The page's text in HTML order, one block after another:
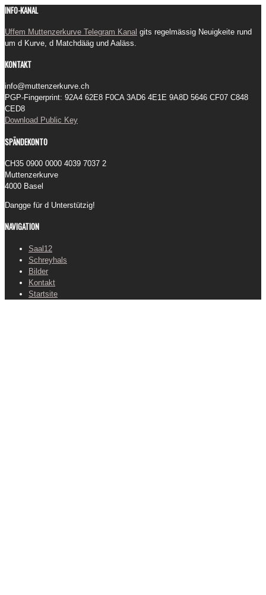
INFO-KANAL
Uffem Muttenzerkurve Telegram Kanal gits regelmässig Neuigkeite rund
um d Kurve, d Matchdääg und Aaläss.
KONTAKT
info@muttenzerkurve.ch
PGP-Fingerprint: 92A4 62E8 F0CA 3AD6 4E1E 9A8D 5646 CF07 C848
CED8
Download Public Key
SPÄNDEKONTO
CH35 0900 0000 4039 7037 2
Muttenzerkurve
4000 Basel
Dangge für d Unterstützig!
NAVIGATION
Saal12
Schreyhals
Bilder
Kontakt
Startsite